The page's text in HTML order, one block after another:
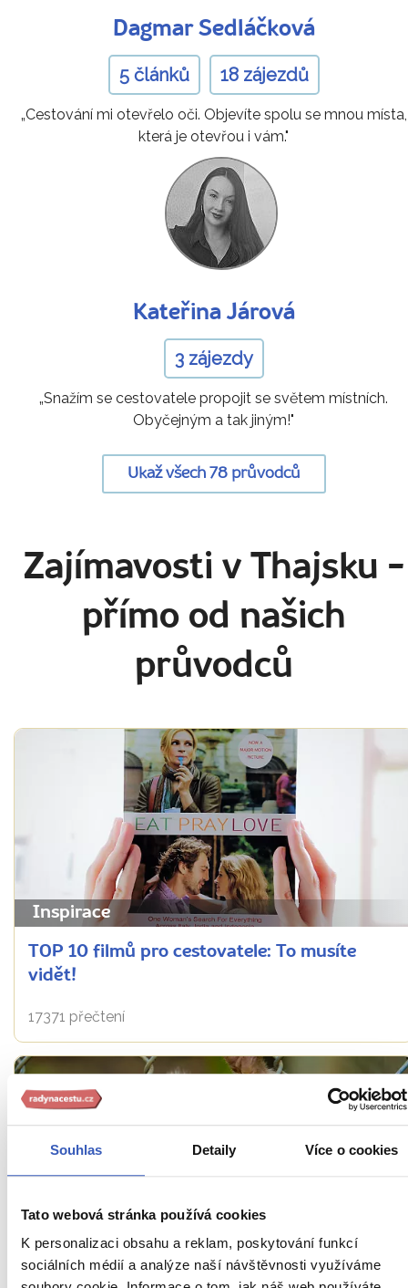
Souhlas Detaily Více o cookies
Tato webová stránka používá cookies
K personalizaci obsahu a reklam, poskytování funkcí
sociálních médií a analýze naší návštěvnosti využíváme
Dagmar Sedláčková
5 článků 18 zájezdů
„Cestování mi otevřelo oči. Objevíte spolu se mnou místa,
která je otevřou i vám."
Kateřina Járová
3 zájezdy
„Snažím se cestovatele propojit se světem místních.
Obyčejným a tak jiným!"
Ukaž všech 78 průvodců
Zajímavosti v Thajsku -
přímo od našich
průvodců
Inspirace
TOP 10 filmů pro cestovatele: To musíte
vidět!
17371 přečtení
Rady na cestu
Etika ve vztahu ke zvířatům: 12 turistických